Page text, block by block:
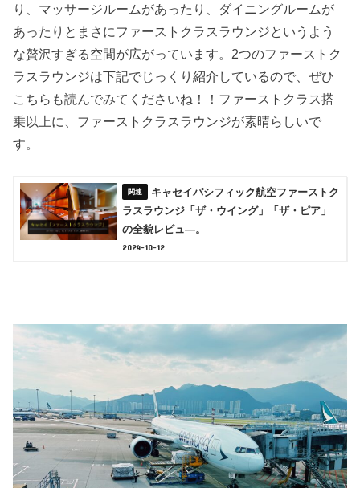
り、マッサージルームがあったり、ダイニングルームが
あったりとまさにファーストクラスラウンジというよう
な贅沢すぎる空間が広がっています。2つのファーストク
ラスラウンジは下記でじっくり紹介しているので、ぜひ
こちらも読んでみてくださいね！！ファーストクラス搭
乗以上に、ファーストクラスラウンジが素晴らしいで
す。
キャセイパシフィック航空ファーストク
ラスラウンジ「ザ・ウイング」「ザ・ピア」
の全貌レビュ―。
2024-10-12